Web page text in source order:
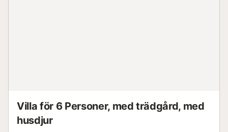
Villa för 6 Personer, med trädgård, med
husdjur